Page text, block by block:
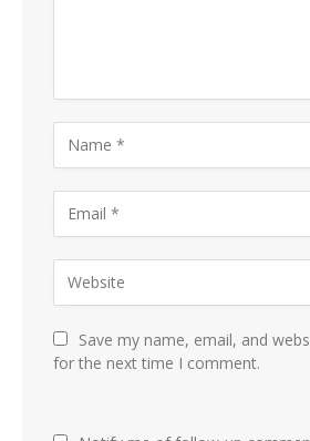
Save my name, email, and
for the next time I comment.